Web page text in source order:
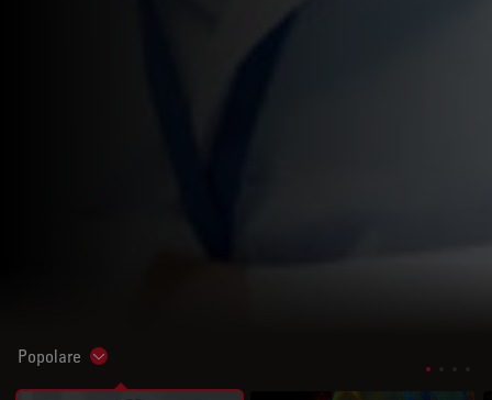
Popolare Show subnavigation